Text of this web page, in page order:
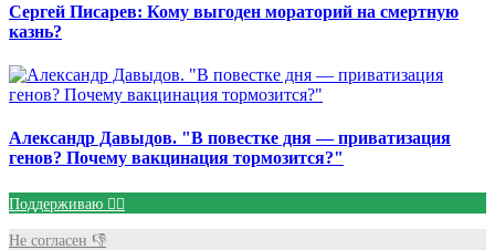
Сергей Писарев: Кому выгоден мораторий на смертную
казнь?
Александр Давыдов. "В повестке дня — приватизация
генов? Почему вакцинация тормозится?"
Поддерживаю 👍🏻
Не согласен 👎